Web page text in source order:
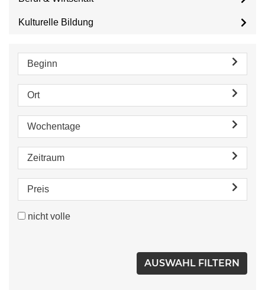
Kulturelle Bildung
Beginn
Ort
Wochentage
Zeitraum
Preis
nicht volle